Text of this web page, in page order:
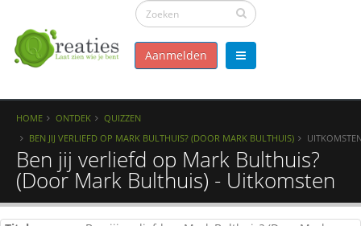
Aanmelden
HOME ONTDEK
QUIZZEN
BEN JIJ VERLIEFD OP MARK BULTHUIS? (DOOR MARK BULTHUIS)
Ben jij verliefd op Mark Bulthuis?
(Door Mark Bulthuis) - Uitkomsten